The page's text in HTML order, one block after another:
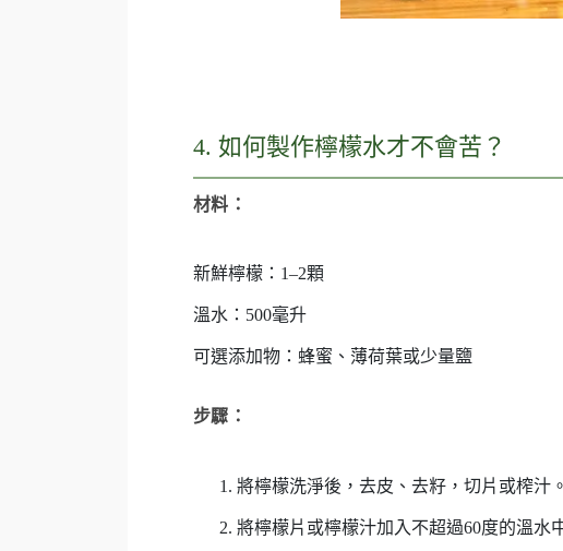
4. 如何製作檸檬水才不會苦？
材料：
新鮮檸檬：1–2顆
溫水：500毫升
可選添加物：蜂蜜、薄荷葉或少量鹽
步驟：
將檸檬洗淨後，去皮、去籽，切片或榨汁。
將檸檬片或檸檬汁加入不超過60度的溫水